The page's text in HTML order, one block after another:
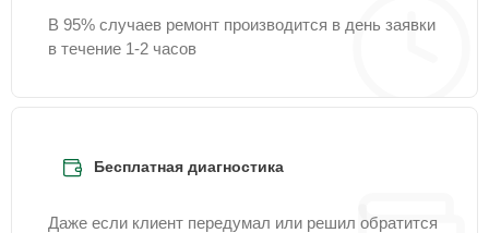
В 95% случаев ремонт производится в день заявки
в течение 1-2 часов
Бесплатная диагностика
Даже если клиент передумал или решил обратится